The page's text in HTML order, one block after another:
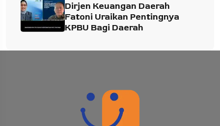
Dirjen Keuangan Daerah
Fatoni Uraikan Pentingnya
KPBU Bagi Daerah